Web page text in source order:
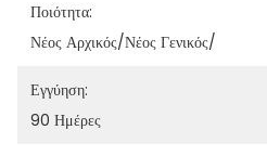
Ποιότητα:
Νέος Αρχικός/νέος Γενικός/
Εγγύηση:
90 Ημέρες